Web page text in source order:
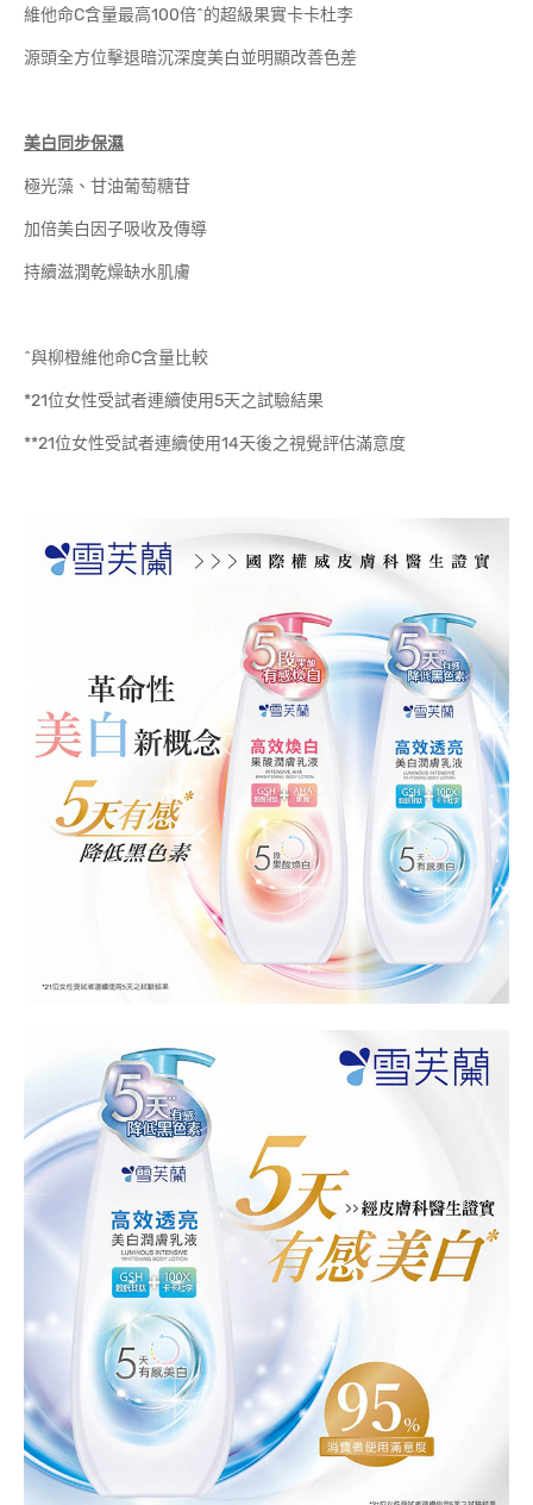
維他命C含量最高100倍^的超級果實卡卡杜李
源頭全方位擊退暗沉深度美白並明顯改善色差
美白同步保濕
極光藻、甘油葡萄糖苷
加倍美白因子吸收及傳導
持續滋潤乾燥缺水肌膚
^與柳橙維他命C含量比較
*21位女性受試者連續使用5天之試驗結果
**21位女性受試者連續使用14天後之視覺評估滿意度